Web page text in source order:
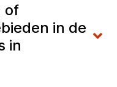
of
in de
in